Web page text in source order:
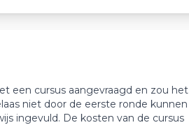
een cursus aangevraagd en zou het
niet door de eerste ronde kunnen
ingevuld. De kosten van de cursus